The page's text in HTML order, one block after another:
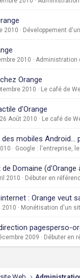
2010 Développement
2010 Administration
Orange
2010 Le café de
d'Orange
26 Août 2010 Le café de
des mobiles
Google : l'entreprise,
Domaine
2010 Débuter en
: Orange veut
2010 Monétisation d'un
pagesperso-
2009 Débuter en